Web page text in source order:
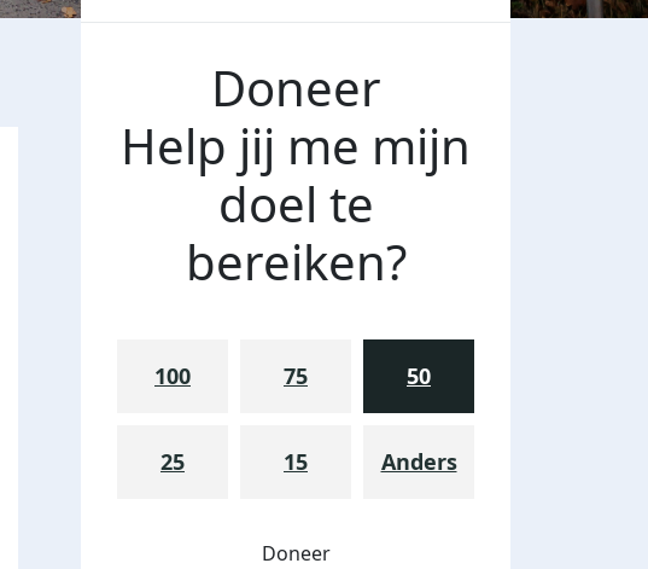
Doneer
Help jij me mijn
doel te
bereiken?
100 75 50
25 15 Anders
Doneer